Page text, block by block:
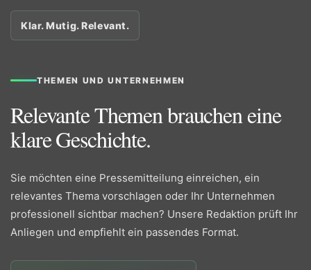
Klar. Mutig. Relevant.
THEMEN UND UNTERNEHMEN
Relevante Themen brauchen eine
klare Geschichte.
Sie möchten eine Pressemitteilung einreichen, ein
relevantes Thema vorschlagen oder Ihr Unternehmen
professionell sichtbar machen? Unsere Redaktion prüft Ihr
Anliegen und empfiehlt ein passendes Format.